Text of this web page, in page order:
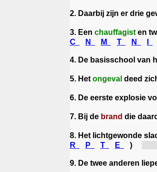
2. Daarbij zijn er drie
3. Een chauffagist en
C
N M T N
4. De basisschool van
5. Het ongeval deed
6. De eerste explosie
7. Bij de brand die
8. Het lichtgewonde
R
P T E )
9. De twee anderen